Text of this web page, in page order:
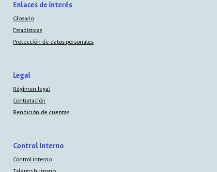
Enlaces de interés
Glosario
Estadísticas
Protección de datos personales
Legal
Régimen legal
Contratación
Rendición de cuentas
Control Interno
Control interno